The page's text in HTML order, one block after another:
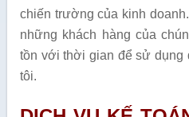
chiến trường của kinh
những khách hàng của
tồn với thời gian để sử dụng
tôi.